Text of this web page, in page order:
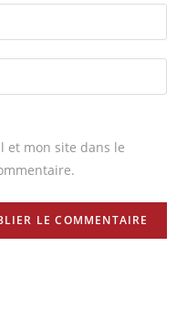
et mon site dans le